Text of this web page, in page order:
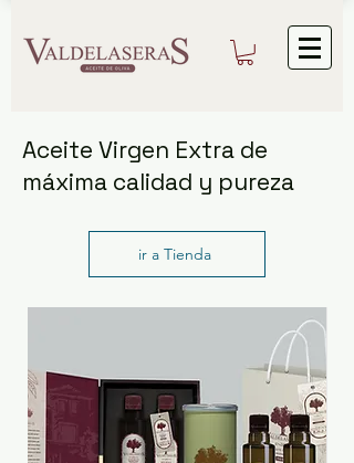
Aceite Virgen Extra de
máxima calidad y pureza
ir a Tienda